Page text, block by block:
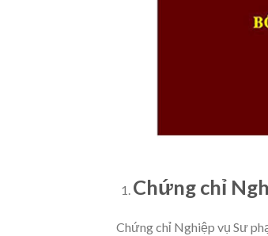
Chứng chỉ
Chứng chỉ Nghiệp vụ Sư